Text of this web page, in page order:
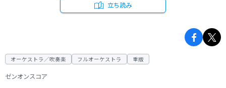
立ち読み
オーケストラ／吹奏楽 フルオーケストラ 重版
ゼンオンスコア